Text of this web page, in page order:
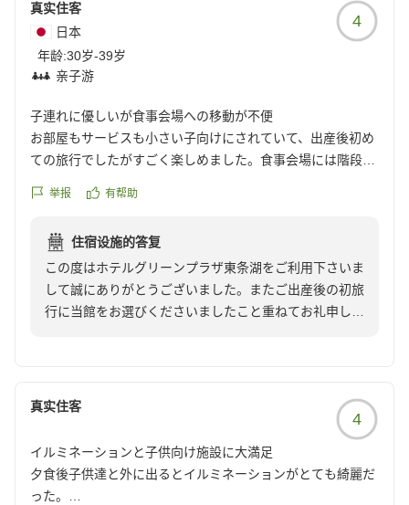
真实住客
日本
年龄:30岁-39岁
亲子游
4
子連れに優しいが食事会場への移動が不便
お部屋もサービスも小さい子向けにされていて、出産後初め
ての旅行でしたがすごく楽しめました。食事会場には階段を
しのベビーカーやベビーチェアはあったのですが少しそこが
クチコミの詳細はこちらから
https://review.travel.rakuten.co.jp/hotel/voice/11016?
reviewId=33123478324531
举报 有帮助
住宿设施的答复
この度はホテルグリーンプラザ東条湖をご利用下さいま
して誠にありがとうございました。またご出産後の初旅
行に当館をお選びくださいましたこと重ねてお礼申し上
りますが、少しでもお客様のご負担を軽減できるよう従
業員一同で知恵を出し合って参りますので、またの機会
にご利用いただければ幸いです。貴重なご意見を誠にあ
りがとうございました。
支配人／大嶋
真实住客
4
イルミネーションと子供向け施設に大満足
夕食後子供達と外に出るとイルミネーションがとても綺麗だ
った。